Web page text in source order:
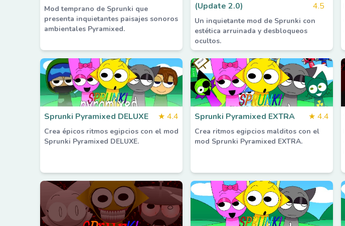
Mod temprano de Sprunki que
presenta inquietantes paisajes sonoros
ambientales Pyramixed.
(Update 2.0)
4.5
Un inquietante mod de Sprunki con
estética arruinada y desbloqueos
ocultos.
Sprunki Pyramixed DELUXE ★ 4.4
Crea épicos ritmos egipcios con el mod
Sprunki Pyramixed DELUXE.
Sprunki Pyramixed EXTRA ★ 4.4
Crea ritmos egipcios malditos con el
mod Sprunki Pyramixed EXTRA.